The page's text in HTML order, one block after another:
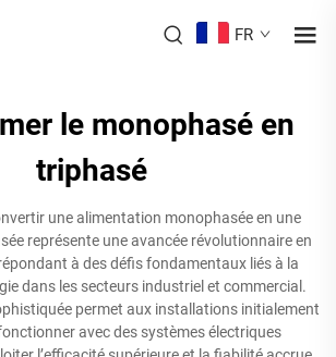
FR
le monophasé en
triphasé
une alimentation monophasée en une
représente une avancée révolutionnaire en
à des défis fondamentaux liés à la
dans les secteurs industriel et commercial.
permet aux installations initialement
avec des systèmes électriques